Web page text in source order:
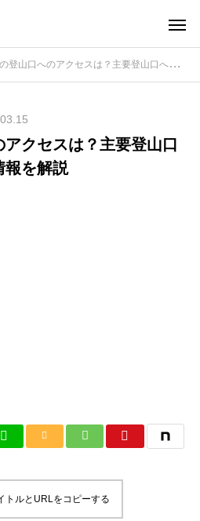
口へのアクセスは？主要登山口への行き方と周辺情報を解説
クセスは？主要登山口
報を解説
トルとURLをコピーする